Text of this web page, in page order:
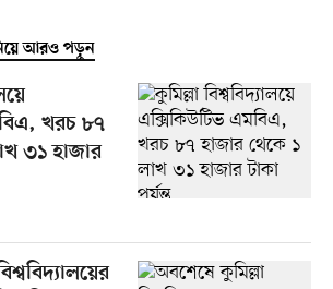
নিয়ে আরও পড়ুন
খরচ ৮৭
৩১ হাজার